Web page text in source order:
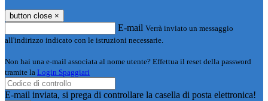
button close ×
E-mail Verrà inviato un messaggio
all'indirizzo indicato con le istruzioni necessarie.
Non hai una e-mail associata al nome utente? Effettua il reset della password
tramite la Login Spaggiari
E-mail inviata, si prega di controllare la casella di posta elettronica!